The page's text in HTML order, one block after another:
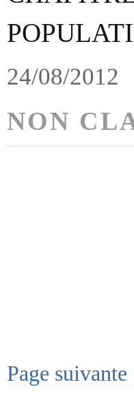
24/08/2012
NON
Page